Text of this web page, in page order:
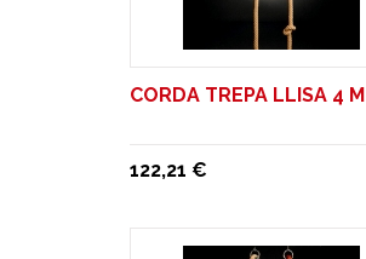
CORDA TREPA LLISA 4 M
122,21 €